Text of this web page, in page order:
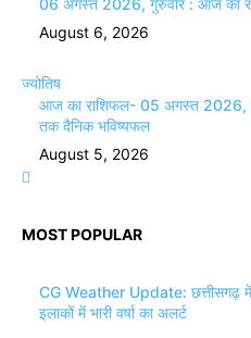
06 अगस्त 2026, गुरुवार : आज का
August 6, 2026
ज्योतिष
आज का राशिफल- 05 अगस्त 2026,
तक दैनिक भविष्यफल
August 5, 2026
MOST POPULAR
CG Weather Update: छत्तीसगढ़ में
इलाकों में भारी वर्षा का अलर्ट